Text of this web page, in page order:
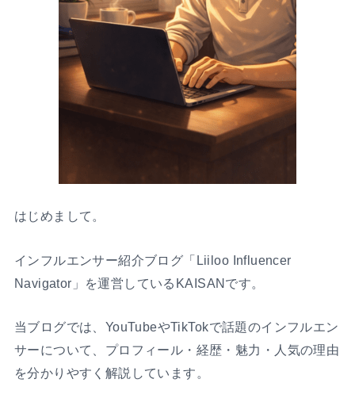
はじめまして。
インフルエンサー紹介ブログ「Liiloo Influencer
Navigator」を運営しているKAISANです。
当ブログでは、YouTubeやTikTokで話題のインフルエン
サーについて、プロフィール・経歴・魅力・人気の理由
を分かりやすく解説しています。